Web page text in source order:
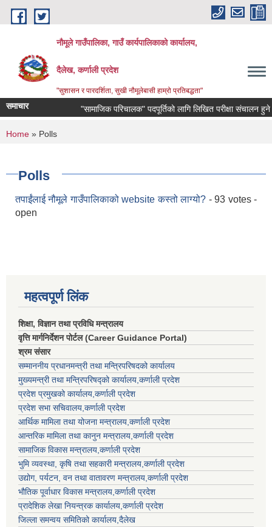
Skip to main content
नौमूले गाउँपालिका, गाउँ कार्यपालिकाको कार्यालय,
दैलेख, कर्णाली प्रदेश
"सुशासन र पारदर्शिता, सुखी नौमूलेबासी हाम्रो प्रतिबद्धता"
समाचार "सामाजिक परिचालक" पदपूर्तिको लागि लिखित परीक्षा संचालन हुने
You are here
Home » Polls
Polls
तपाईंलाई नौमूले गाउँपालिकाको website कस्तो लाग्यो? - 93 votes -
open
महत्वपूर्ण लिंक
शिक्षा, विज्ञान तथा प्रविधि मन्त्रालय
वृत्ति मार्गनिर्देशन पोर्टल (Career Guidance Portal)
श्रम संसार
सम्माननीय प्रधानमन्त्री तथा मन्त्रिपरिषद‌को कार्यालय
मुख्यमन्त्री तथा मन्त्रिपरिषद्को कार्यालय,कर्णाली प्रदेश
प्रदेश प्रमुखको कार्यालय,कर्णाली प्रदेश
प्रदेश सभा सचिवालय,कर्णाली प्रदेश
आर्थिक मामिला तथा योजना मन्त्रालय,कर्णाली प्रदेश
आन्तरिक मामिला तथा कानुन मन्त्रालय,कर्णाली प्रदेश
सामाजिक विकास मन्त्रालय,कर्णाली प्रदेश
भुमि व्यवस्था, कृषि तथा सहकारी मन्त्रालय,कर्णाली प्रदेश
उद्योग, पर्यटन, वन तथा वातावरण मन्त्रालय,कर्णाली प्रदेश
भौतिक पूर्वाधार विकास मन्त्रालय,कर्णाली प्रदेश
प्रादेशिक लेखा नियन्त्रक कार्यालय,कर्णाली प्रदेश
जिल्ला समन्वय समितिको कार्यालय,दैलेख